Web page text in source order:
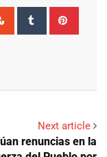
StumbleUpon
Tumblr
Next article
renuncias en la